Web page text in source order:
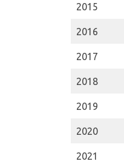
2015
2016
2017
2018
2019
2020
2021